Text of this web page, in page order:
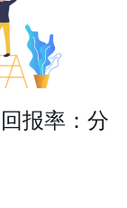
报率：分